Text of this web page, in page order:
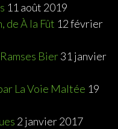
11 août 2019
de À la Fût 12 février
Bier31 janvier
La Voie Maltée 19
2 janvier 2017